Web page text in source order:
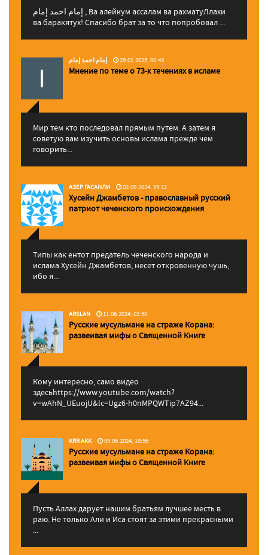
إمام احمد إمام , Ва алейкум ассалам ва рахматуЛлахи
ва баракятух! Спасибо брат за то что попробовал ...
إمام احمد إمام 29.01.2025, 00:43
Мнение по теме о 73-х течениях в исламе
Мир тем кто последовал прямым путем. А затем я
советую вам изучить основы ислама прежде чем
говорить...
АЗЕР ГАСАНЛИ 02.09.2024, 19:12
Хусейн Джамбетов - православный русский
патриот чеченского происхождения
Типы как ентот предатель чеченского народа и
ислама Хусейн Джамбетов, несет откровенную чушь,
ибо я...
ARSLAN 11.06.2024, 02:50
Русские мусульмане на страже Корана:
pазвеивая мифы о Священной Книге
Кому интересно, само видео
здесьhttps://www.youtube.com/watch?
v=wAhN_UEuojU&lc=Ugz6-h0nMPQWTip7AZ94...
KRR AKK 09.06.2024, 18:56
Русские мусульмане на страже Корана:
pазвеивая мифы о Священной Книге
Пусть Аллах дарует нашим братьям лучшее месть в
раю. Не только Али и Иса стоят за этими прекрасными
...